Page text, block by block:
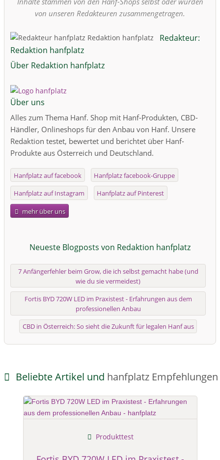
Beliebte Artikel und hanfplatz Empfehlungen
Produkttest
von unseren Redakteuren zusammengetragen.
Redakteur:
Redaktion hanfplatz
Über Redaktion hanfplatz
Über uns
Alles zum Thema Hanf. Shop mit Hanf-Produkten, CBD-
Händler, Onlineshops für den Anbau von Hanf. Unsere
Redaktion testet, bewertet und berichtet über Hanf-
Produkte aus Österreich und Deutschland.
Hanfplatz auf facebook Hanfplatz facebook-Gruppe
Hanfplatz auf Instagram Hanfplatz auf Pinterest
mehr über uns
Neueste Blogposts von Redaktion hanfplatz
7 Anfängerfehler beim Grow, die ich selbst gemacht habe (und
wie du sie vermeidest)
Fortis BYD 720W LED im Praxistest - Erfahrungen aus dem
professionellen Anbau
CBD in Österreich: So sieht die Zukunft für legalen Hanf aus